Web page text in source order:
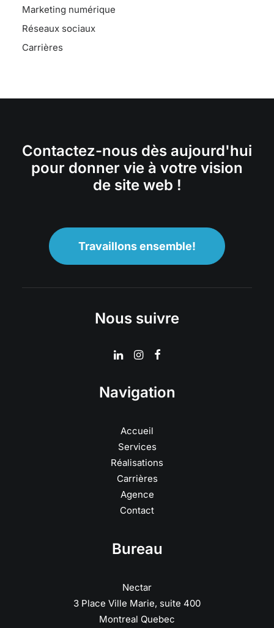
Marketing numérique
Réseaux sociaux
Carrières
Contactez-nous dès aujourd'hui
pour donner vie à votre vision
de site web !
Travaillons ensemble!
Nous suivre
Navigation
Accueil
Services
Réalisations
Carrières
Agence
Contact
Bureau
Nectar
3 Place Ville Marie, suite 400
Montreal Quebec